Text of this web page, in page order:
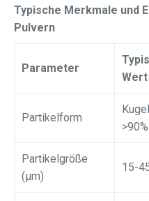
Typische Merkmale und
Pulvern
Parameter
Wert
Partikelform
>90%
Partikelgröße
(μm)
15-